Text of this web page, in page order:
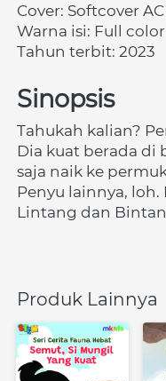
Cover: Softcover AC
Warna isi: Full color
Tahun terbit: 2023
Sinopsis
Tahukah kalian?
Dia kuat berada di
saja naik ke
Penyu lainnya,
Lintang dan
Produk Lainnya